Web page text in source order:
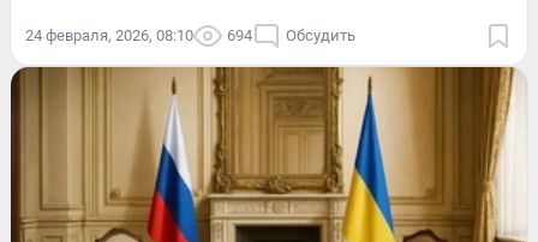
24 февраля, 2026, 08:10 694 Обсудить